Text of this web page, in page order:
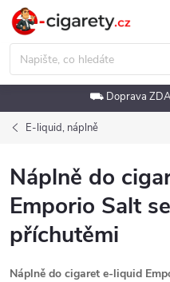
Přejít
obsah
⛟ Doprava
E-liquid, náplně
Náplně do
Emporio Salt
příchutěmi
Náplně do cigaret e-liquid